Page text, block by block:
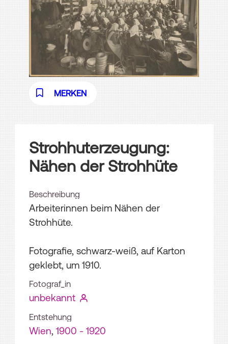
MERKEN
Strohhuterzeugung:
Nähen der Strohhüte
Beschreibung
Arbeiterinnen beim Nähen der
Strohhüte.
Fotografie, schwarz-weiß, auf Karton
geklebt, um 1910.
Fotograf_in
unbekannt
Entstehung
Wien, 1900 - 1920